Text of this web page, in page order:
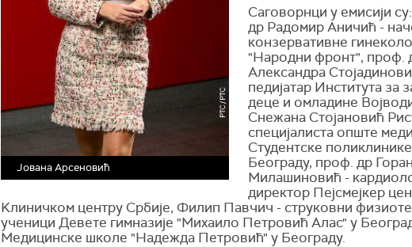
Јована Арсеновић
Саговорнци у емисији
др Радомир Аничић -
конзервативне
"Народни фронт", проф.
Александра
педијатар Института за
деце и омладине
Снежана Стојановић
специјалиста опште
Студентске
Београду, проф. др Горан
Милашиновић -
директор Пејсмејкер
Kлиничком центру Србије, Филип Павчич - струковни
ученици Девете гимназије "Михаило Петровић Алас" у
Медицинске школе "Надежда Петровић" у Београду.